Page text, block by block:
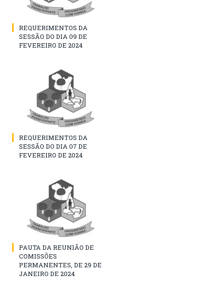
REQUERIMENTOS DA
SESSÃO DO DIA 09 DE
FEVEREIRO DE 2024
REQUERIMENTOS DA
SESSÃO DO DIA 07 DE
FEVEREIRO DE 2024
PAUTA DA REUNIÃO DE
COMISSÕES
PERMANENTES, DE 29 DE
JANEIRO DE 2024